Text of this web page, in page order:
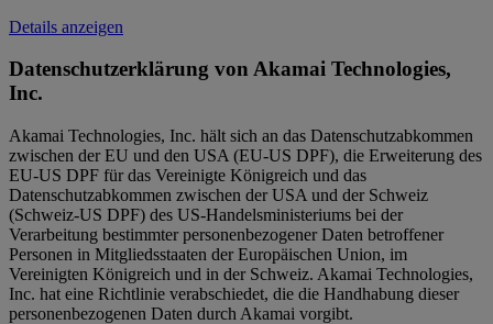
Details anzeigen
Datenschutzerklärung von Akamai Technologies,
Inc.
Akamai Technologies, Inc. hält sich an das Datenschutzabkommen
zwischen der EU und den USA (EU-US DPF), die Erweiterung des
EU-US DPF für das Vereinigte Königreich und das
Datenschutzabkommen zwischen der USA und der Schweiz
(Schweiz-US DPF) des US-Handelsministeriums bei der
Verarbeitung bestimmter personenbezogener Daten betroffener
Personen in Mitgliedsstaaten der Europäischen Union, im
Vereinigten Königreich und in der Schweiz. Akamai Technologies,
Inc. hat eine Richtlinie verabschiedet, die die Handhabung dieser
personenbezogenen Daten durch Akamai vorgibt.